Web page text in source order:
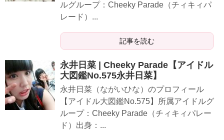
ルグループ：Cheeky Parade（チィキィパ
レード）...
記事を読む
永井日菜 | Cheeky Parade【アイドル
大図鑑No.575永井日菜】
永井日菜（ながいひな）のプロフィール
【アイドル大図鑑No.575】所属アイドルグ
ループ：Cheeky Parade（チィキィパレー
ド）出身：...